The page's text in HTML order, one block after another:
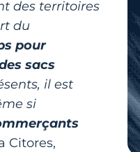
des territoires
du
pour
sacs
il est
si
Citores,